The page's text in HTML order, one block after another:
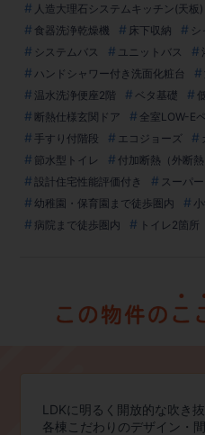
人造大理石システムキッチン(天板)
食器洗浄乾燥機
床下収納 シ
システムバス
ユニットバス
ハンドシャワー付き洗面化粧台
温水洗浄便座2階
ベタ基礎
断熱仕様玄関ドア
全室LOW-E
手すり付階段
エコジョーズ
節水型トイレ
付加断熱（外断熱
設計住宅性能評価付き
スーパ
幼稚園・保育園まで徒歩圏内
病院まで徒歩圏内
トイレ2箇所
LDKに明るく開放的な吹き
各棟こだわりのデザイン・